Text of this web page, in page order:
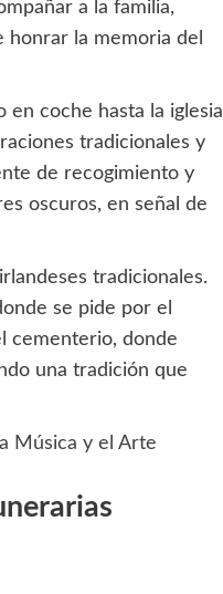
a la familia,
la memoria del
en coche hasta la iglesia
tradicionales y
de recogimiento y
oscuros, en señal de
tradicionales.
se pide por el
cementerio, donde
una tradición que
Música y el Arte